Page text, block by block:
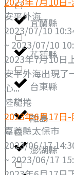
宜蘭縣
花蓮縣
台東縣
離島
澎湖縣
安平外海
2023/07/10
~ 2023/07/10
2023年7月10日
安平外海出現了
心...
陸龍捲
2023年6月17日
嘉義縣太保市
2023/06/17
~ 2023/06/17